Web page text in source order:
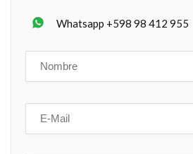
Whatsapp +598 98 412 955